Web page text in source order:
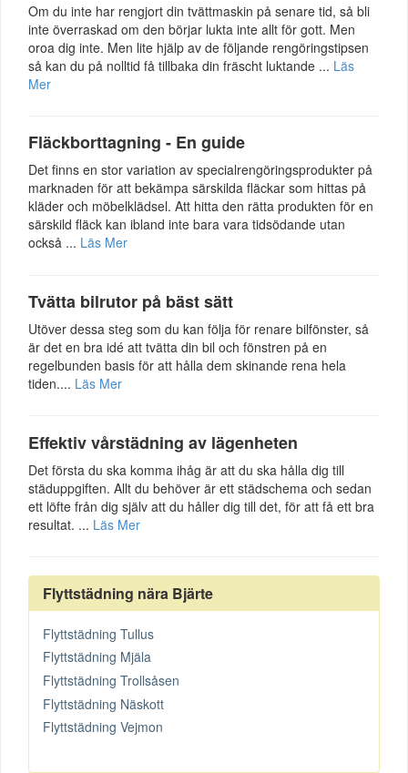
Om du inte har rengjort din tvättmaskin på senare tid, så bli
inte överraskad om den börjar lukta inte allt för gott. Men
oroa dig inte. Men lite hjälp av de följande rengöringstipsen
så kan du på nolltid få tillbaka din fräscht luktande ... Läs
Mer
Fläckborttagning - En guide
Det finns en stor variation av specialrengöringsprodukter på
marknaden för att bekämpa särskilda fläckar som hittas på
kläder och möbelklädsel. Att hitta den rätta produkten för en
särskild fläck kan ibland inte bara vara tidsödande utan
också ... Läs Mer
Tvätta bilrutor på bäst sätt
Utöver dessa steg som du kan följa för renare bilfönster, så
är det en bra idé att tvätta din bil och fönstren på en
regelbunden basis för att hålla dem skinande rena hela
tiden.... Läs Mer
Effektiv vårstädning av lägenheten
Det första du ska komma ihåg är att du ska hålla dig till
städuppgiften. Allt du behöver är ett städschema och sedan
ett löfte från dig själv att du håller dig till det, för att få ett bra
resultat. ... Läs Mer
Flyttstädning nära Bjärte
Flyttstädning Tullus
Flyttstädning Mjäla
Flyttstädning Trollsåsen
Flyttstädning Näskott
Flyttstädning Vejmon